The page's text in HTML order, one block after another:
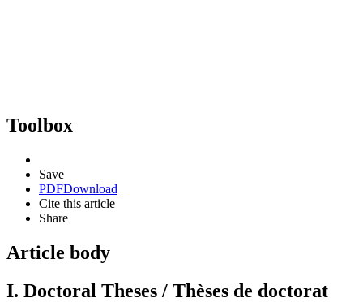
Toolbox
Save
PDFDownload
Cite this article
Share
Article body
I. Doctoral Theses / Thèses de doctorat